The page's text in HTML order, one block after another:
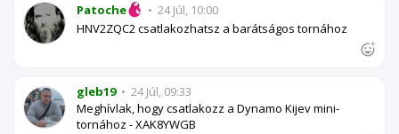
Patoche • 24 Júl, 10:00
HNV2ZQC2 csatlakozhatsz a barátságos tornához
gleb19 • 24 Júl, 09:33
Meghívlak, hogy csatlakozz a Dynamo Kijev mini-
tornához - XAK8YWGB